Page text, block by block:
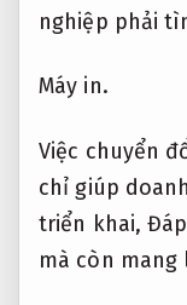
nghiệp phải
Máy in.
Việc chuyển
chỉ giúp
triển khai,
mà còn